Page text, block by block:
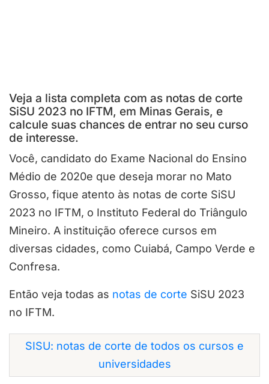
Veja a lista completa com as notas de corte
SiSU 2023 no IFTM, em Minas Gerais, e
calcule suas chances de entrar no seu curso
de interesse.
Você, candidato do Exame Nacional do Ensino
Médio de 2020e que deseja morar no Mato
Grosso, fique atento às notas de corte SiSU
2023 no IFTM, o Instituto Federal do Triângulo
Mineiro. A instituição oferece cursos em
diversas cidades, como Cuiabá, Campo Verde e
Confresa.
Então veja todas as notas de corte SiSU 2023
no IFTM.
SISU: notas de corte de todos os cursos e
universidades